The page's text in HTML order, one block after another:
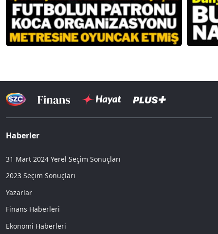
Haberler
31 Mart 2024 Yerel Seçim Sonuçları
2023 Seçim Sonuçları
Yazarlar
Finans Haberleri
Ekonomi Haberleri